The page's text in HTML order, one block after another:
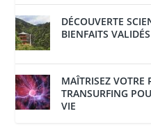
DÉCOUVERTE
BIENFAITS
MAÎTRISEZ VOTRE
TRANSURFING
VIE